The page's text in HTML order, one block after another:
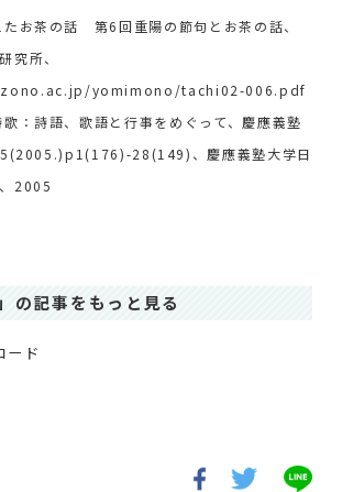
お茶の話 第6回重陽の節句とお茶の話、
究所、
yomimono/tachi02-006.pdf
：詩語、歌語と行事をめぐって、慶應義塾
28(149) 、慶應義塾大学日
2005
の記事をもっと見る
ード